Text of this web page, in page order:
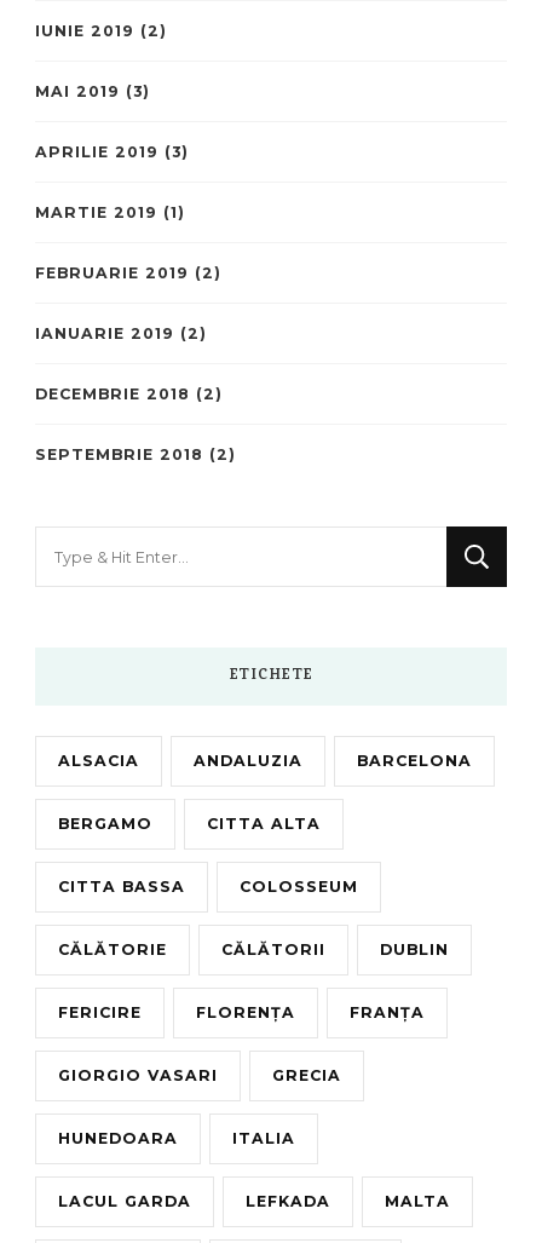
IUNIE 2019 (2)
MAI 2019 (3)
APRILIE 2019 (3)
MARTIE 2019 (1)
FEBRUARIE 2019 (2)
IANUARIE 2019 (2)
DECEMBRIE 2018 (2)
SEPTEMBRIE 2018 (2)
ETICHETE
ALSACIA ANDALUZIA BARCELONA
BERGAMO CITTA ALTA
CITTA BASSA COLOSSEUM
CĂLĂTORIE CĂLĂTORII DUBLIN
FERICIRE FLORENȚA FRANȚA
GIORGIO VASARI GRECIA
HUNEDOARA ITALIA
LACUL GARDA LEFKADA MALTA